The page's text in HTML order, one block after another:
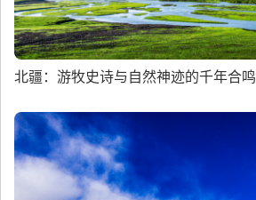
北疆：游牧史诗与自然神迹的千年合鸣